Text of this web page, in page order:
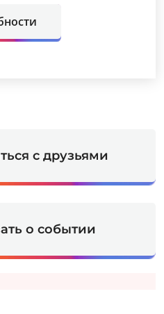
с друзьями
о событии